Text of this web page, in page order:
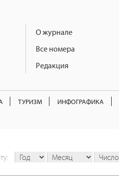
О журнале
Все номера
Редакция
ТУРИЗМ ИНФОГРАФИКА